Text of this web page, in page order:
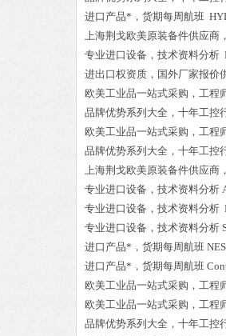
进口产品*，货期每周航班
上海荆戈欧美原装备件供应商
专业进口设备，技术资料分析
进出口权资质，国外厂家报价
欧美工业品一站式采购，工程
品牌优势系列大全，十年工控
欧美工业品一站式采购，工程
品牌优势系列大全，十年工控
上海荆戈欧美原装备件供应商
专业进口设备，技术资料分析
专业进口设备，技术资料分析
专业进口设备，技术资料分析
进口产品*，货期每周航班
进口产品*，货期每周航班
欧美工业品一站式采购，工程
欧美工业品一站式采购，工程
品牌优势系列大全，十年工控